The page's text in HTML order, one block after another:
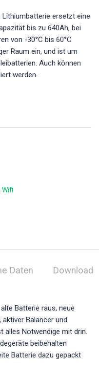
Lithiumbatterie ersetzt eine
bis zu 640Ah, bei
von -30°C bis 60°C
Raum ein, und ist um
Auch können
werden.
Wifi
Daten Download
Batterie raus, neue
Balancer und
alles Notwendige mit drin.
beibehalten
Batterie dazu gepackt